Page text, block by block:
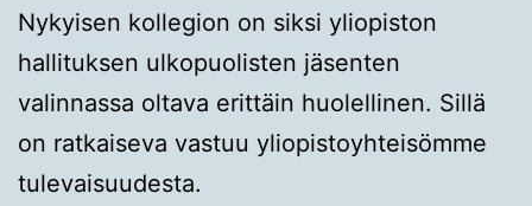
Nykyisen kollegion on siksi yliopiston
hallituksen ulkopuolisten jäsenten
valinnassa oltava erittäin huolellinen. Sillä
on ratkaiseva vastuu yliopistoyhteisömme
tulevaisuudesta.